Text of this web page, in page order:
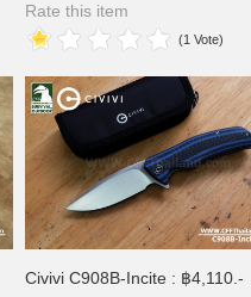
Rate this item
(1 Vote)
Civivi C908B-Incite : ฿4,110.-